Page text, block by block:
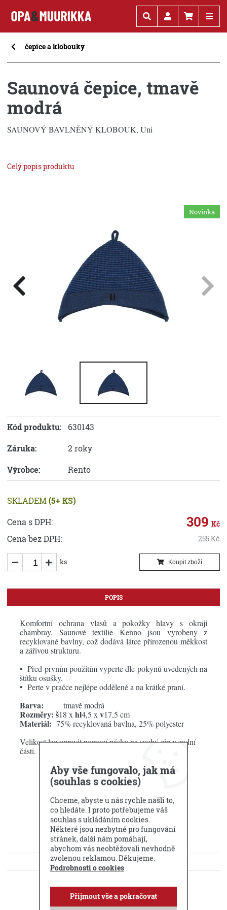
čepice a klobouky
Saunová čepice, tmavě
modrá
SAUNOVÝ BAVLNĚNÝ KLOBOUK, Uni
Celý popis produktu
Novinka
Kód produktu:
630143
Záruka:
2 roky
Výrobce:
Rento
SKLADEM(5+ KS)
Cena s DPH:
309 Kč
Cena bez DPH: 255Kč
ks Koupit zboží
POPIS
Komfortní ochrana vlasů a pokožky hlavy s okraji
chambray. Saunové textilie Kenno jsou vyrobeny z
recyklované bavlny, což dodává látce přirozenou měkkost
a zářivou strukturu.
• Před prvním použitím vyperte dle pokynů uvedených na
štítku osušky.
• Perte v pračce nejlépe odděleně a na krátké praní.
Barva: tmavě modrá
Rozměry: š18 xhl4,5 xv17,5 cm
Materiál: 75% recyklovaná bavlna, 25% polyester
Velikost lze upravit pomocí pásky na suchý zip v zadní
části.
KE STAŽENÍ
Aby vše fungovalo, jak má
(souhlas s cookies)
Chceme, abyste u nás rychle našli to,
co hledáte. I proto potřebujeme váš
souhlas s ukládáním cookies.
Některé jsou nezbytné pro fungování
stránek, další nám pomáhají,
abychom vás neobtěžovali nevhodně
zvolenou reklamou. Děkujeme.
Podrobnosti o cookies
Přijmout vše a pokračovat